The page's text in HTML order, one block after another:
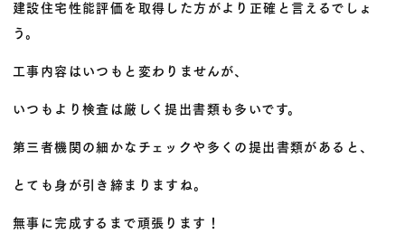
建設住宅性能評価を取得した方がより正確と言えるでしょ
う。
工事内容はいつもと変わりませんが、
いつもより検査は厳しく提出書類も多いです。
第三者機関の細かなチェックや多くの提出書類があると、
とても身が引き締まりますね。
無事に完成するまで頑張ります！